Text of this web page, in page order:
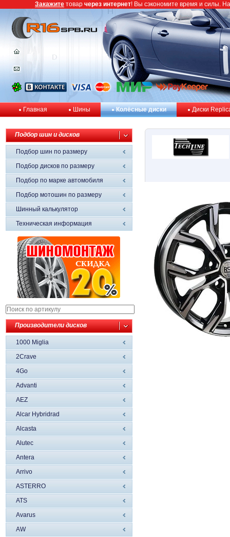
Главная Шины Колёсные диски Диски
Подбор шин и дисков
Подбор шин по размеру
Подбор дисков по размеру
Подбор по марке автомобиля
Подбор мотошин по размеру
Шинный калькулятор
Техническая информация
Производители дисков
1000 Miglia
2Crave
4Go
Advanti
AEZ
Alcar Hybridrad
Alcasta
Alutec
Antera
Arrivo
ASTERRO
ATS
Avarus
AW
Закажите товар через интернет! Вы сэкономите время и силы.